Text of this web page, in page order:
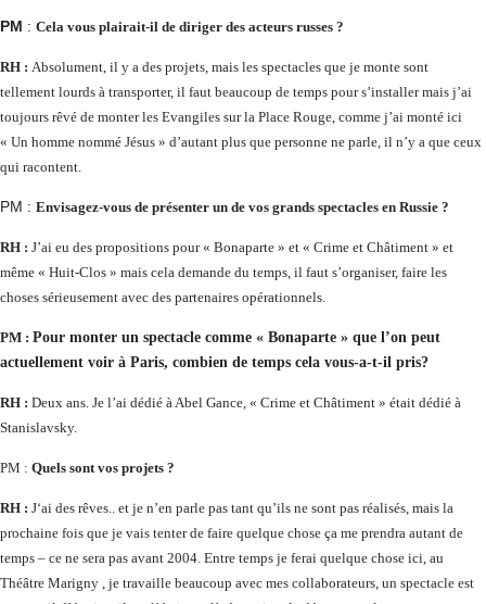
PM : Cela vous plairait-il de diriger des acteurs russes ?
RH : Absolument, il y a des projets, mais les spectacles que je monte sont
tellement lourds à transporter, il faut beaucoup de temps pour s’installer mais j’ai
toujours rêvé de monter les Evangiles sur la Place Rouge, comme j’ai monté ici
« Un homme nommé Jésus » d’autant plus que personne ne parle, il n’y a que ceux
qui racontent.
PM : Envisagez-vous de présenter un de vos grands spectacles en Russie ?
RH : J’ai eu des propositions pour « Bonaparte » et « Crime et Châtiment » et
même « Huit-Clos » mais cela demande du temps, il faut s’organiser, faire les
choses sérieusement avec des partenaires opérationnels.
PM : Pour monter un spectacle comme « Bonaparte » que l’on peut
actuellement voir à Paris, combien de temps cela vous-a-t-il pris?
RH : Deux ans. Je l’ai dédié à Abel Gance, « Crime et Châtiment » était dédié à
Stanislavsky.
PM : Quels sont vos projets ?
RH : J‘ai des rêves.. et je n’en parle pas tant qu’ils ne sont pas réalisés, mais la
prochaine fois que je vais tenter de faire quelque chose ça me prendra autant de
temps – ce ne sera pas avant 2004. Entre temps je ferai quelque chose ici, au
Théâtre Marigny , je travaille beaucoup avec mes collaborateurs, un spectacle est